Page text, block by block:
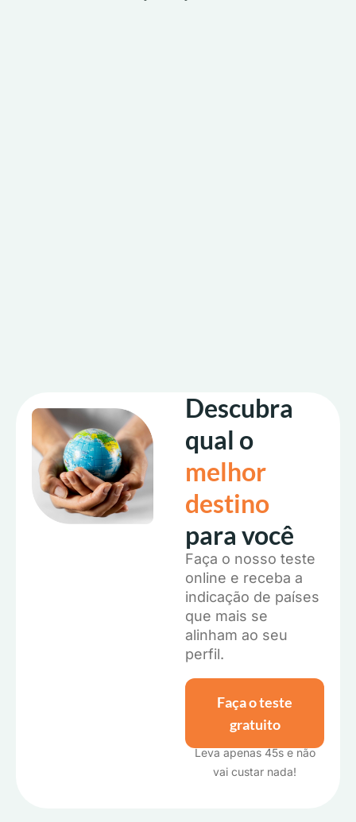
Selo ilmpact
Estamos listados entre as
principais startups de impacto
positivo da América Latina.
Descubra
qual o
melhor
destino
para você
Faça o nosso teste
online e receba a
indicação de países
que mais se
alinham ao seu
perfil.
Faça o teste
gratuito
Leva apenas 45s e não
vai custar nada!